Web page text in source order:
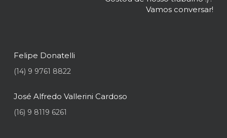
Vamos conversar!
Felipe Donatelli
(14) 9 9761 8822
José Alfredo Vallerini Cardoso
(16) 9 8119 6261